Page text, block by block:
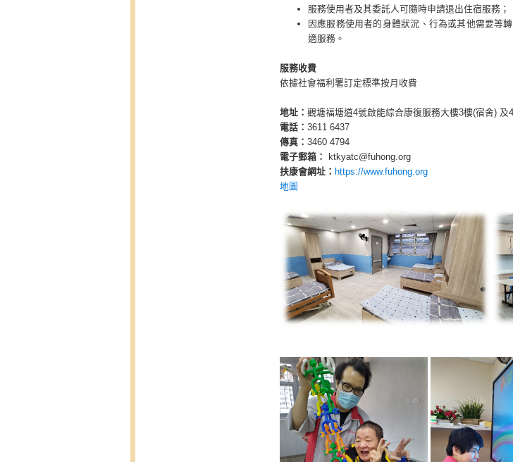
服務使用者及其委託人可隨時申請退出住宿服務；
因應服務使用者的身體狀況、行為或其他需要等
適服務。
服務收費
依據社會福利署訂定標準按月收費
地址： 觀塘福塘道4號啟能綜合康復服務大樓3樓(宿舍) 及
電話： 3611 6437
傳真： 3460 4794
電子郵箱：
ktkyatc@fuhong.org
扶康會網址： https://www.fuhong.org
地圖